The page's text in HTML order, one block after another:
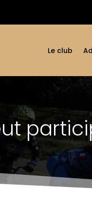
Le club